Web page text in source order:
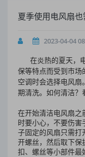
夏季使用电风扇
2023-04-04
在炎热的夏天，
保等特点而受到市场
空调时会选择电风
期清洗。如何清洁？
在开始清洁电风扇之
时要小心，不要伤
子固定的风扇只需打
开螺丝，然后取下保
扣、螺丝等小部件最